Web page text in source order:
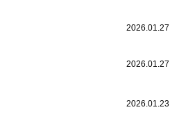
2026.01.27
2026.01.27
2026.01.23